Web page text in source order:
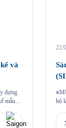
và
dựng
mẫu
22/
hộ